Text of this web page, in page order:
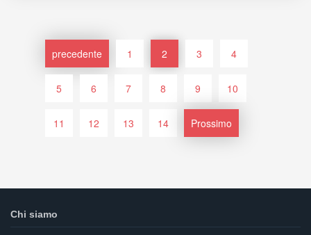
precedente 1 2 3 4
5 6 7 8 9 10
11 12 13 14 Prossimo
Chi siamo